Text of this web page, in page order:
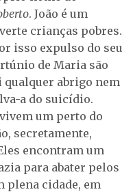
. João é um
crianças pobres.
isso expulso do seu
de Maria são
qualquer abrigo nem
a do suicídio.
um perto do
secretamente,
encontram um
para abater pelos
plena cidade, em